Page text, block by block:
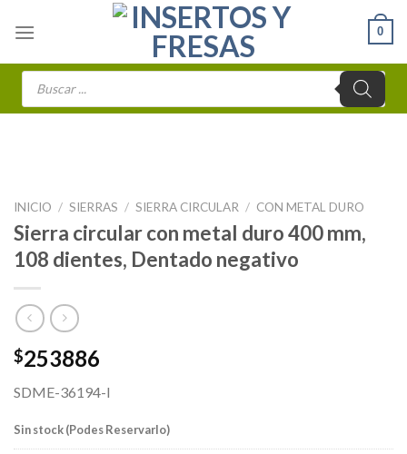
0
Búsqueda
INICIO / SIERRAS / SIERRA CIRCULAR / CON METAL DURO
Sierra circular con metal duro 400 mm,
108 dientes, Dentado negativo
$253886
SDME-36194-I
Sin stock (Podes Reservarlo)